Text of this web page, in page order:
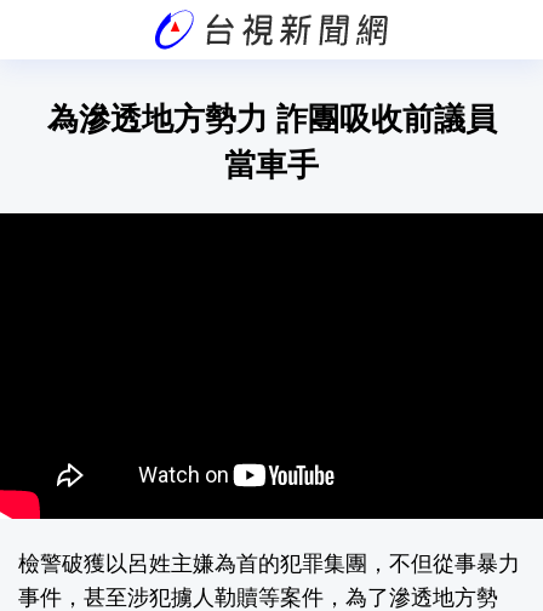
為滲透地方勢力 詐團吸收前議員
當車手
檢警破獲以呂姓主嫌為首的犯罪集團，不但從事暴力
事件，甚至涉犯擄人勒贖等案件，為了滲透地方勢